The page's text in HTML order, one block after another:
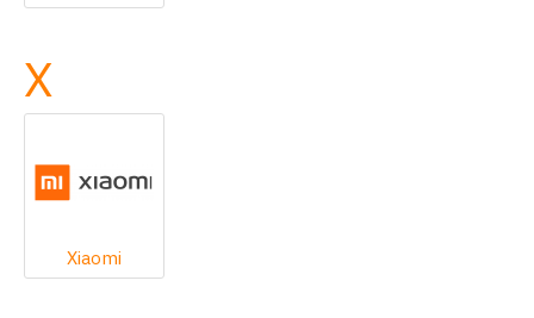
X
Xiaomi